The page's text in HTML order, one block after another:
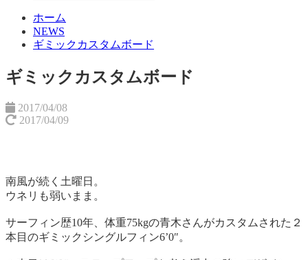
ホーム
NEWS
ギミックカスタムボード
ギミックカスタムボード
2017/04/08
2017/04/09
南風が続く土曜日。
ウネリも弱いまま。
サーフィン歴10年、体重75kgの青木さんがカスタムされた２
本目のギミックシングルフィン6’0″。